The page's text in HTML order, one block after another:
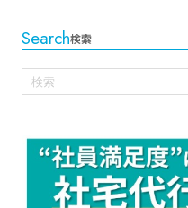
Search検索